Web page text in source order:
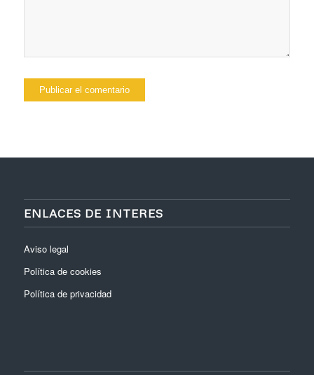
ENLACES DE INTERES
Aviso legal
Política de cookies
Política de privacidad